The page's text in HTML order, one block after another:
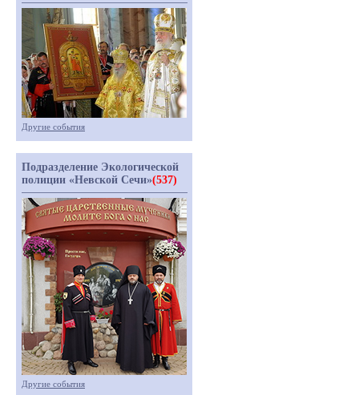
Другие события
Подразделение Экологической
полиции «Невской Сечи»(537)
Другие события